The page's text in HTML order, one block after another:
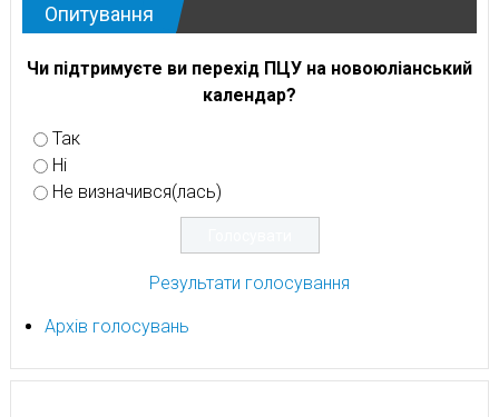
Опитування
Чи підтримуєте ви перехід ПЦУ на новоюліанський
календар?
Так
Ні
Не визначився(лась)
Результати голосування
Архів голосувань